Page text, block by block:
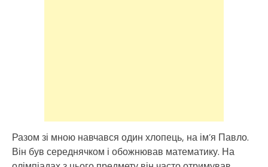
Разом зі мною навчався один хлопець, на ім’я Павло.
Він був середнячком і обожнював математику. На